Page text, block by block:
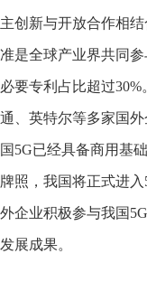
主创新与开放合作相
准是全球产业界共同
必要专利占比超过
通、英特尔等多家国
国5G已经具备商用基
牌照，我国将正式进
外企业积极参与我国
发展成果。